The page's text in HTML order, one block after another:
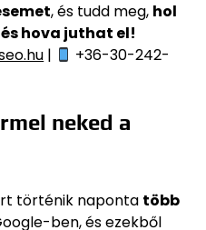
, és tudd meg, hol
hova juthat el!
|
+36-30-242-
neked a
történik naponta több
ben, és ezekből